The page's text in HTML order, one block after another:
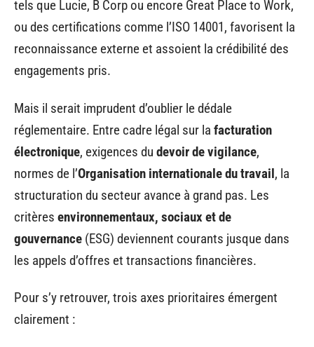
tels que Lucie, B Corp ou encore Great Place to Work,
ou des certifications comme l’ISO 14001, favorisent la
reconnaissance externe et assoient la crédibilité des
engagements pris.
Mais il serait imprudent d’oublier le dédale
réglementaire. Entre cadre légal sur la facturation
électronique, exigences du devoir de vigilance,
normes de l’Organisation internationale du travail, la
structuration du secteur avance à grand pas. Les
critères environnementaux, sociaux et de
gouvernance (ESG) deviennent courants jusque dans
les appels d’offres et transactions financières.
Pour s’y retrouver, trois axes prioritaires émergent
clairement :